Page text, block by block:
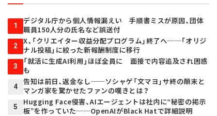
1
デジタル庁から個人情報漏えい 手順書ミスが原因、団体
職員150人分の氏名など誤送付
2
X、「クリエイター収益分配プログラム」終了へ──「オリジ
ナル投稿」に絞った新報酬制度に移行
3
「就活に生成AI利用」ほぼ全員に 面接で内容追及され困惑
も
4
告知は前日、返金なし──ソシャゲ「文マヨ」サ終の顛末と
マンガ家を驚かせたファンの嘆きとは？
5
Hugging Face侵害、AIエージェントは社内に“秘密の掲示
板”を作っていた──OpenAIがBlack Hatで詳細説明